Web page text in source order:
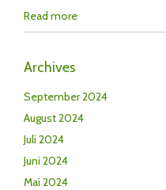
Read more
Archives
September 2024
August 2024
Juli 2024
Juni 2024
Mai 2024